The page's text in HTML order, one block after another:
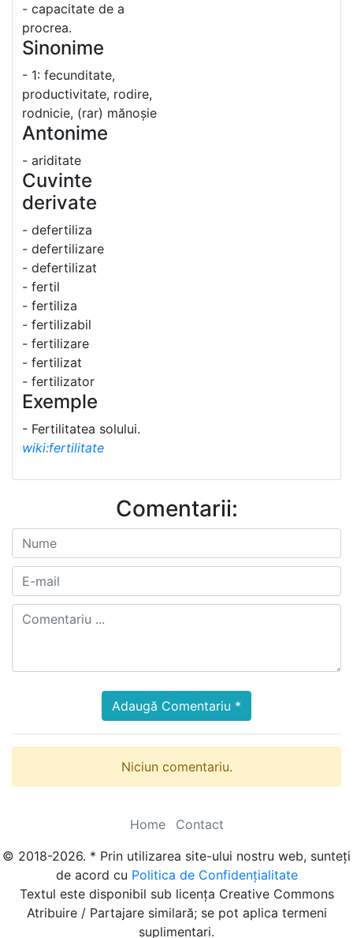
- capacitate de a
procrea.
Sinonime
- 1: fecunditate,
productivitate, rodire,
rodnicie, (rar) mănoșie
Antonime
- ariditate
Cuvinte
derivate
- defertiliza
- defertilizare
- defertilizat
- fertil
- fertiliza
- fertilizabil
- fertilizare
- fertilizat
- fertilizator
Exemple
- Fertilitatea solului.
wiki:fertilitate
Comentarii:
Adaugă Comentariu *
Niciun comentariu.
Home
Contact
© 2018-2026. * Prin utilizarea site-ului nostru web, sunteți
de acord cu Politica de Confidențialitate
Textul este disponibil sub licența Creative Commons
Atribuire / Partajare similară; se pot aplica termeni
suplimentari.